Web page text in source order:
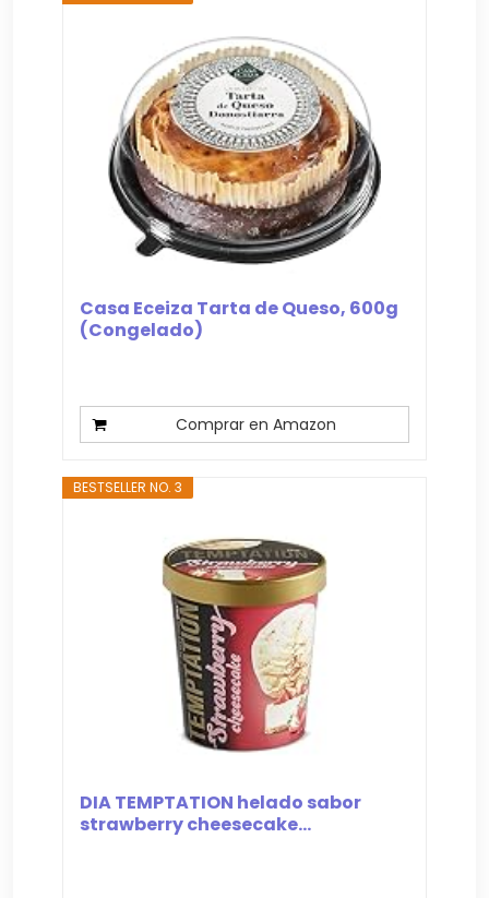
Casa Eceiza Tarta de Queso, 600g
(Congelado)
Comprar en Amazon
BESTSELLER NO. 3
DIA TEMPTATION helado sabor
strawberry cheesecake...